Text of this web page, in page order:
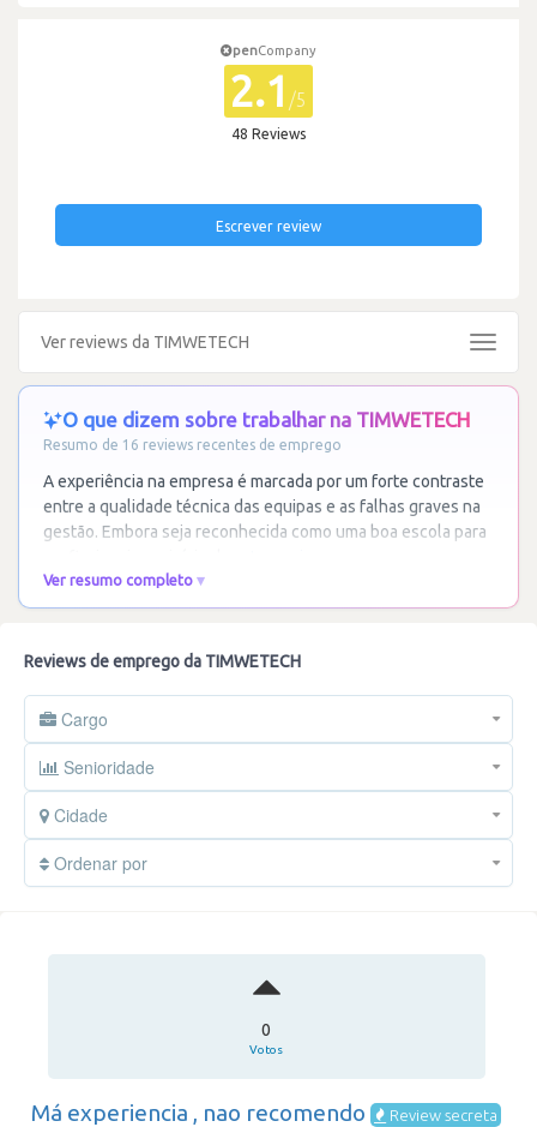
penCompany
2.1 /5
48 Reviews
Escrever review
Ver reviews da TIMWETECH
Toggle
O que dizem sobre trabalhar na TIMWETECH
Resumo de 16 reviews recentes de emprego
A experiência na empresa é marcada por um forte contraste
entre a qualidade técnica das equipas e as falhas graves na
gestão. Embora seja reconhecida como uma boa escola para
Ver resumo completo
Reviews de emprego da TIMWETECH
Cargo
Senioridade
Cidade
Ordenar por
0
Votos
Má experiencia , nao recomendo Review secreta